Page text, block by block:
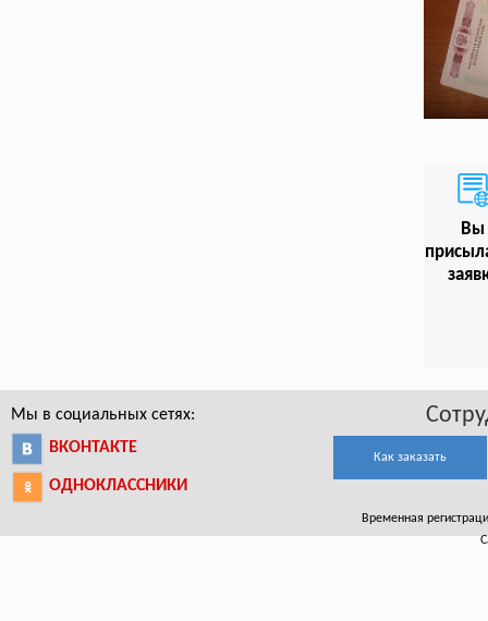
Вы
Мы в социальных сетях:
ВКОНТАКТЕ
ОДНОКЛАССНИКИ
Как заказать
Временная